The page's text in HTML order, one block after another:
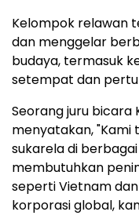
Kelompok relawan
dan menggelar
budaya, termasuk
setempat dan
Seorang juru bicara
menyatakan, "Kami
sukarela di
membutuhkan
seperti Vietnam
korporasi global,